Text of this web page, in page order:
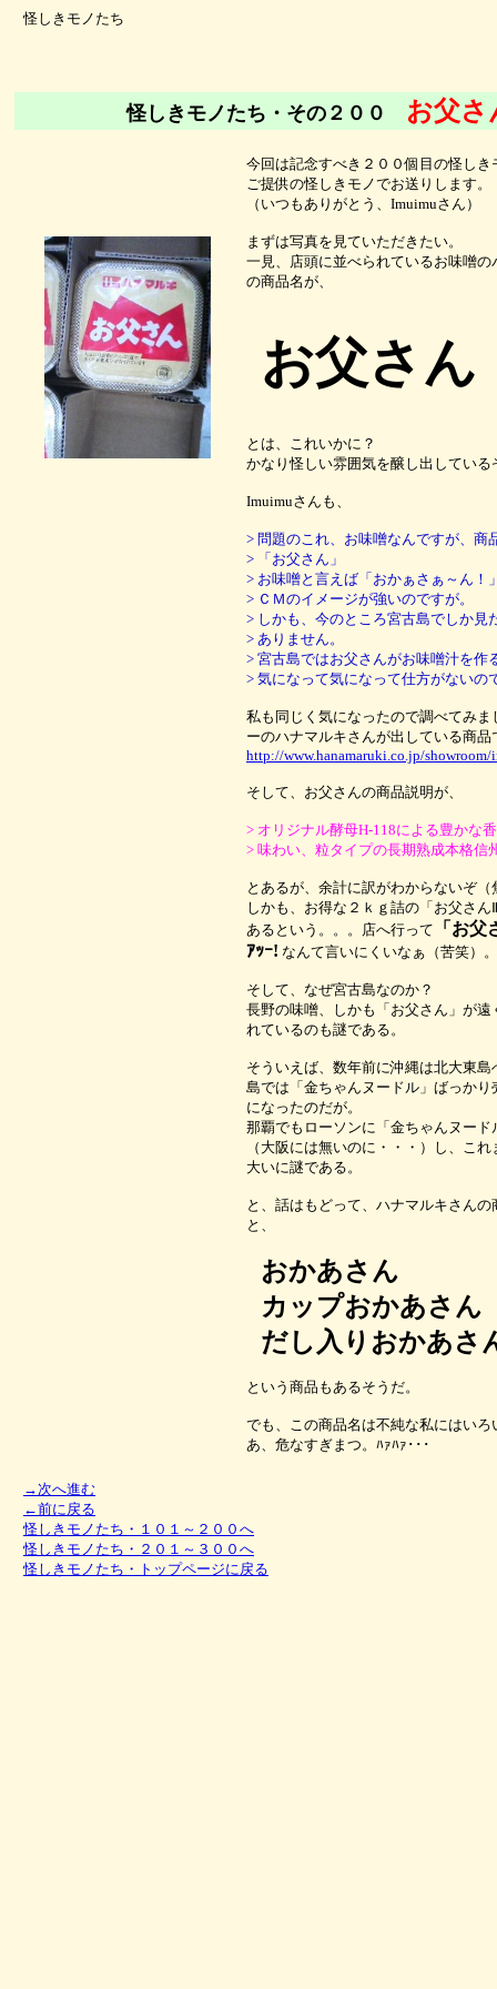
怪しきモノたち
怪しきモノたち・その２００ お父さ
今回は記念すべき２００個目の怪しき
ご提供の怪しきモノでお送りします。
（いつもありがとう、Imuimuさん）
まずは写真を見ていただきたい。
一見、店頭に並べられているお味噌の
の商品名が、
お父さん
とは、これいかに？
かなり怪しい雰囲気を醸し出している
Imuimuさんも、
> 問題のこれ、お味噌なんですが、商
> 「お父さん」
> お味噌と言えば「おかぁさぁ～ん！
> ＣＭのイメージが強いのですが。
> しかも、今のところ宮古島でしか見
> ありません。
> 宮古島ではお父さんがお味噌汁を作
> 気になって気になって仕方がないの
私も同じく気になったので調べてみま
ーのハナマルキさんが出している商
http://www.hanamaruki.co.jp/
そして、お父さんの商品説明が、
> オリジナル酵母H-118による豊かな
> 味わい、粒タイプの長期熟成本格信
とあるが、余計に訳がわからないぞ（
しかも、お得な２ｋｇ詰の「お父さん
あるという。。。店へ行って
「お
ｱｯｰ! なんて言いにくいなぁ（苦笑）。
そして、なぜ宮古島なのか？
長野の味噌、しかも「お父さん」が遠
れているのも謎である。
そういえば、数年前に沖縄は北大東
島では「金ちゃんヌードル」ばっかり
になったのだが。
那覇でもローソンに「金ちゃんヌード
（大阪には無いのに・・・）し、こ
大いに謎である。
と、話はもどって、ハナマルキさん
と、
おかあさん
カップおかあさん
だし入りおかあさ
という商品もあるそうだ。
でも、この商品名は不純な私にはいろ
あ、危なすぎまつ。ﾊｧﾊｧ･･･
→次へ進む
←前に戻る
怪しきモノたち・１０１～２００へ
怪しきモノたち・２０１～３００へ
怪しきモノたち・トップページに戻る